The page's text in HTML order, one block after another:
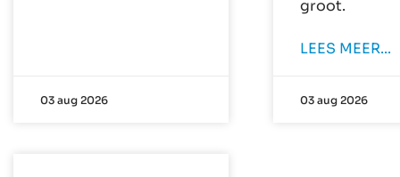
03 aug 2026
groot.
LEES MEER...
03 aug 2026